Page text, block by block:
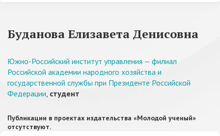
Буданова Елизавета Денисовна
Южно-Российский институт управления — филиал
Российской академии народного хозяйства и
государственной службы при Президенте Российской
Федерации, студент
Публикации в проектах издательства «Молодой ученый»
отсутствуют.